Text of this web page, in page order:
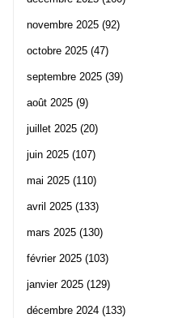
novembre 2025 (92)
octobre 2025 (47)
septembre 2025 (39)
août 2025 (9)
juillet 2025 (20)
juin 2025 (107)
mai 2025 (110)
avril 2025 (133)
mars 2025 (130)
février 2025 (103)
janvier 2025 (129)
décembre 2024 (133)